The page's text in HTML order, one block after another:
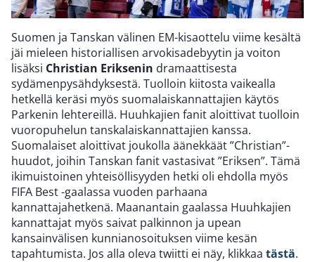
Suomen ja Tanskan välinen EM-kisaottelu viime kesältä
jäi mieleen historiallisen arvokisadebyytin ja voiton
lisäksi Christian Eriksenin dramaattisesta
sydämenpysähdyksestä. Tuolloin kiitosta vaikealla
hetkellä keräsi myös suomalaiskannattajien käytös
Parkenin lehtereillä. Huuhkajien fanit aloittivat tuolloin
vuoropuhelun tanskalaiskannattajien kanssa.
Suomalaiset aloittivat joukolla äänekkäät ”Christian”-
huudot, joihin Tanskan fanit vastasivat ”Eriksen”. Tämä
ikimuistoinen yhteisöllisyyden hetki oli ehdolla myös
FIFA Best -gaalassa vuoden parhaana
kannattajahetkenä. Maanantain gaalassa Huuhkajien
kannattajat myös saivat palkinnon ja upean
kansainvälisen kunnianosoituksen viime kesän
tapahtumista. Jos alla oleva twiitti ei näy, klikkaa tästä.